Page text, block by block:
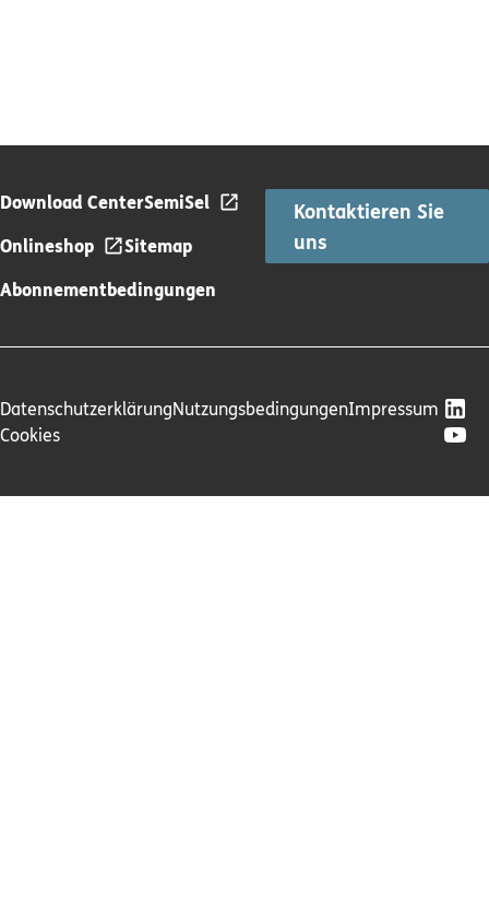
Download CenterSemiSel
Onlineshop
Sitemap
Abonnementbedingungen
Kontaktieren Sie
uns
DatenschutzerklärungNutzungsbedingungenImpressum
Cookies